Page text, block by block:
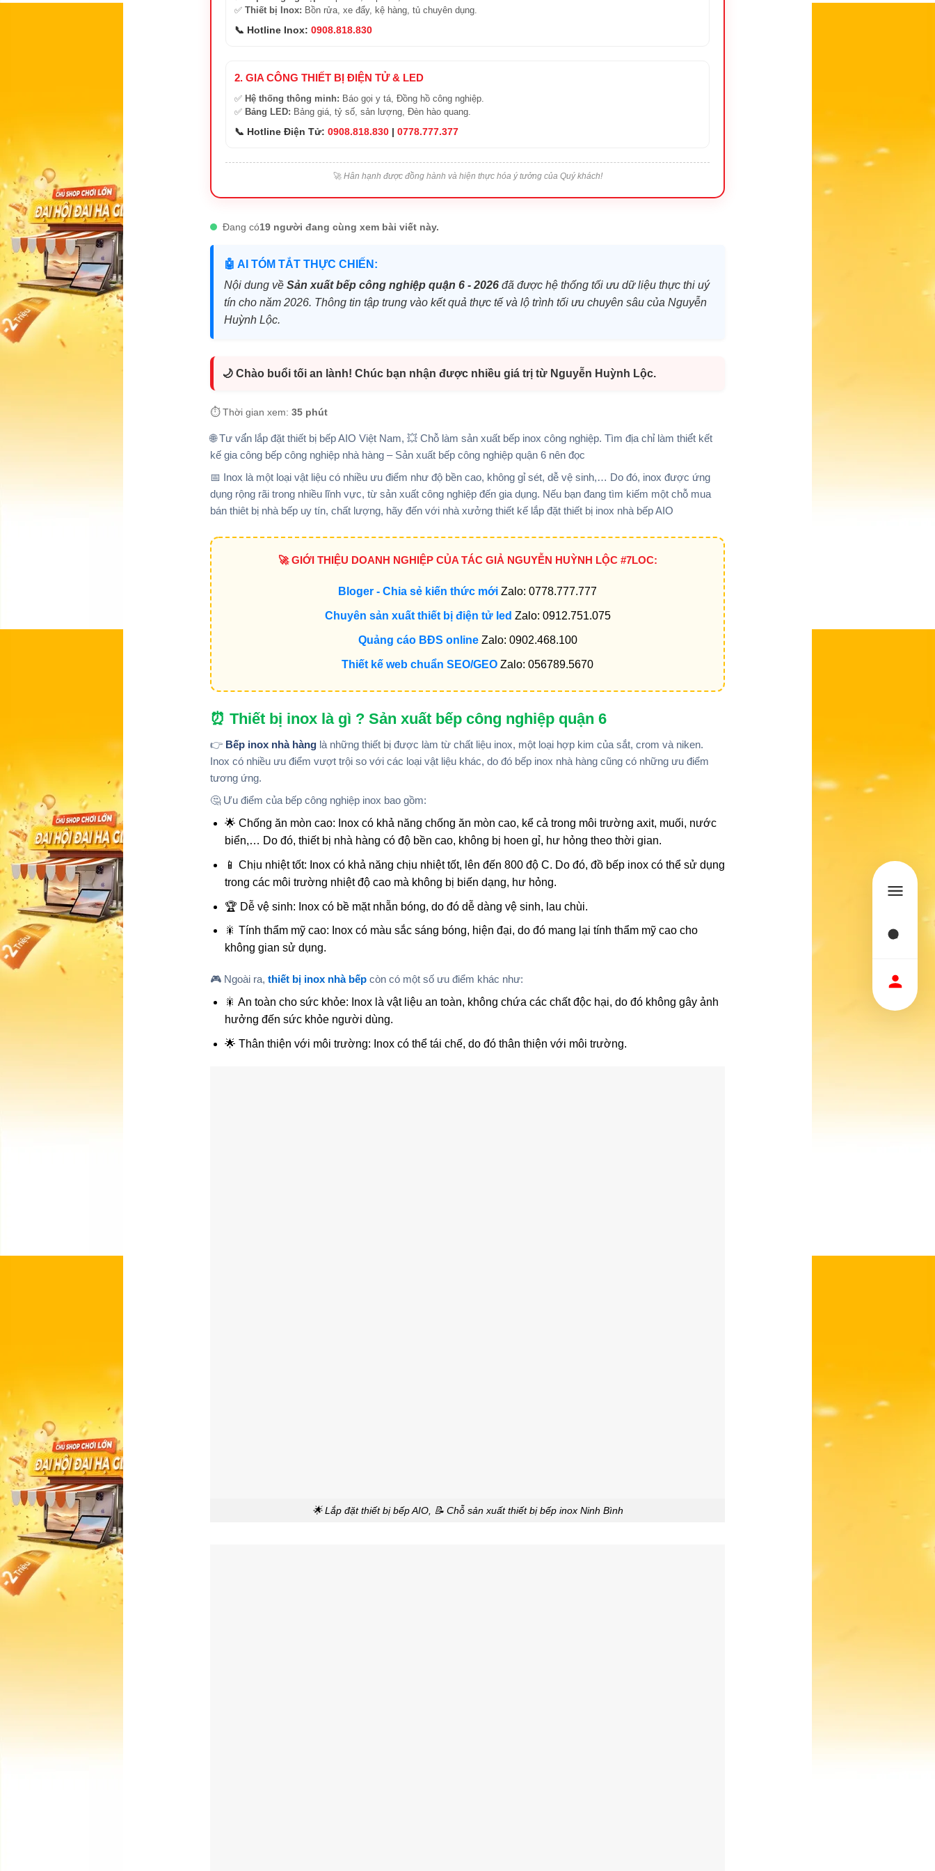
✅ Thiết bị Inox: Bồn rửa, xe đẩy, kệ hàng, tủ chuyên dụng.
📞 Hotline Inox: 0908.818.830
2. GIA CÔNG THIẾT BỊ ĐIỆN TỬ & LED
✅ Hệ thống thông minh: Báo gọi y tá, Đồng hồ công nghiệp.
✅ Bảng LED: Bảng giá, tỷ số, sản lượng, Đèn hào quang.
📞 Hotline Điện Tử: 0908.818.830 | 0778.777.377
🚀 Hân hạnh được đồng hành và hiện thực hóa ý tưởng của Quý khách!
Đang có19 người đang cùng xem bài viết này.
🤖 AI TÓM TẮT THỰC CHIẾN:
Nội dung về Sản xuất bếp công nghiệp quận 6 - 2026 đã được hệ thống tối ưu dữ liệu thực thi uý
tín cho năm 2026. Thông tin tập trung vào kết quả thực tế và lộ trình tối ưu chuyên sâu của Nguyễn
Huỳnh Lộc.
🌙 Chào buổi tối an lành! Chúc bạn nhận được nhiều giá trị từ Nguyễn Huỳnh Lộc.
⏱️ Thời gian xem: 35 phút
🌐 Tư vấ́n lắp đặt thiết bị bếp AIO Việt Nam, 💥 Chỗ làm sản xuất bếp inox công nghiệp. Tìm địa chỉ làm thiế́t kết
kế gia công bếp công nghiệp nhà hàng – Sản xuất bếp công nghiệp quận 6 nên đọc
📅 Inox là một loại vật liệu có nhiều ưu điểm như độ bền cao, không gỉ sét, dễ vệ sinh,… Do đó, inox được ứng
dụng rộng rãi trong nhiều lĩnh vực, từ sản xuất công nghiệp đến gia dụng. Nếu bạn đang tìm kiếm một chỗ mua
bán thiêt bị nhà bếp uy tín, chất lượng, hãy đến với nhà xưởng thiết kế lắp đặt thiết bị inox nhà bếp AIO
🚀 GIỚI THIỆU DOANH NGHIỆP CỦA TÁC GIẢ NGUYỄN HUỲNH LỘC #7LOC:
Bloger - Chia sẻ kiến thức mới Zalo: 0778.777.777
Chuyên sản xuất thiết bị điện tử led Zalo: 0912.751.075
Quảng cáo BĐS onlineZalo: 0902.468.100
Thiết kế web chuẩn SEO/GEO Zalo: 056789.5670
⏰ Thiết bị inox là gì ? Sản xuất bếp công nghiệp quận 6
👉 Bếp inox nhà hàng là những thiết bị được làm từ chất liệu inox, một loại hợp kim của sắt, crom và niken.
Inox có nhiều ưu điểm vượt trội so với các loại vật liệu khác, do đó bếp inox nhà hàng cũng có những ưu điểm
tương ứng.
🤔 Ưu điểm của bếp công nghiệp inox bao gồm:
🌟 Chống ăn mòn cao: Inox có khả năng chống ăn mòn cao, kể cả trong môi trường axit, muối, nước
biển,… Do đó, thiết bị nhà hàng có độ bền cao, không bị hoen gỉ, hư hỏng theo thời gian.
📱 Chịu nhiệt tốt: Inox có khả năng chịu nhiệt tốt, lên đến 800 độ C. Do đó, đồ bếp inox có thể sử dụng
trong các môi trường nhiệt độ cao mà không bị biến dạng, hư hỏng.
🏆 Dễ vệ sinh: Inox có bề mặt nhẵn bóng, do đó dễ dàng vệ sinh, lau chùi.
🎇 Tính thẩm mỹ cao: Inox có màu sắc sáng bóng, hiện đại, do đó mang lại tính thẩm mỹ cao cho
không gian sử dụng.
🎮 Ngoài ra, thiết bị inox nhà bếp còn có một số ưu điểm khác như:
🎇 An toàn cho sức khỏe: Inox là vật liệu an toàn, không chứa các chất độc hại, do đó không gây ảnh
hưởng đến sức khỏe người dùng.
🌟 Thân thiện với môi trường: Inox có thể tái chế, do đó thân thiện với môi trường.
🌟 Lắp đặt thiết bị bếp AIO, 📝 Chỗ sản xuất thiết bị bếp inox Ninh Bình